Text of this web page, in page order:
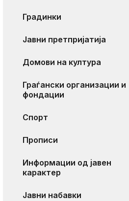
Градинки
Јавни претпријатија
Домови на култура
Граѓански организации и
фондации
Спорт
Прописи
Информации од јавен
карактер
Јавни набавки